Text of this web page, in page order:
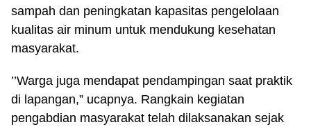
sampah dan peningkatan kapasitas pengelolaan
kualitas air minum untuk mendukung kesehatan
masyarakat.
’’Warga juga mendapat pendampingan saat praktik
di lapangan,” ucapnya. Rangkain kegiatan
pengabdian masyarakat telah dilaksanakan sejak